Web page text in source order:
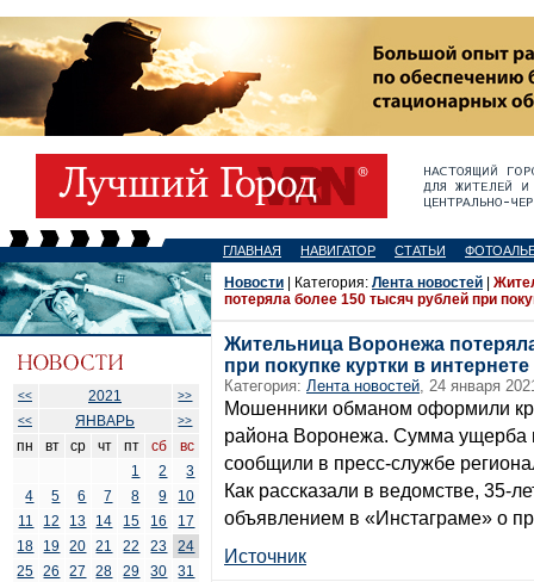
ГЛАВНАЯ НАВИГАТОР СТАТЬИ
<< 2021
>>
<<
ЯНВАРЬ >>
пн вт ср чт пт сб
вс
1
2
3
4
5 6 7 8 9
10
11
12 13 14 15 16
17
18
19 20 21 22 23
24
25
26 27 28 29 30 31
Новости | Категория: Лента новостей
потеряла более 150 тысяч рублей при
Жительница Воронежа
при покупке куртки в интернете
Категория: Лента новостей, 24 января
Мошенники обманом оформили
района Воронежа. Сумма ущерба
сообщили в пресс-службе
Как рассказали в ведомстве, 35-
объявлением в «Инстаграме» о
Источник